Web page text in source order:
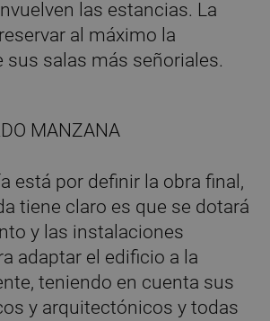
las estancias. La
al máximo la
sus salas más señoriales.
está por definir la obra final,
tiene claro es que se dotará
y las instalaciones
adaptar el edificio a la
teniendo en cuenta sus
y arquitectónicos y todas